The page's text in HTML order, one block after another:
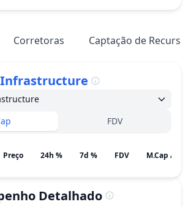
Corretoras Captação de Recursos
Infrastructure
FDV
Preço 24h % 7d % FDV
Detalhado